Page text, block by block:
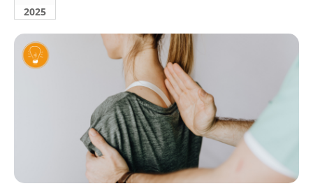
2025